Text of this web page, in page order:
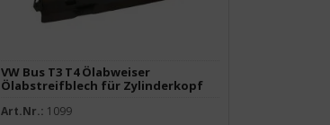
VW Bus T3 T4 Ölabweiser
Ölabstreifblech für Zylinderkopf
Art.Nr.: 1099